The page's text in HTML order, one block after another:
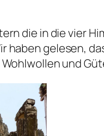
die in die vier
haben gelesen,
und